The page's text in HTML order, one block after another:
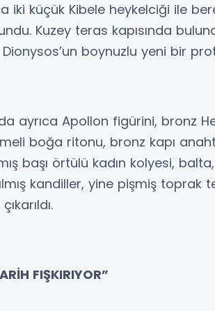
iki küçük Kibele heykelciği ile
Kuzey teras kapısında
Dionysos’un boynuzlu yeni bir
ayrıca Apollon figürini, bronz
boğa ritonu, bronz kapı
başı örtülü kadın kolyesi,
kandiller, yine pişmiş toprak
FIŞKIRIYOR”